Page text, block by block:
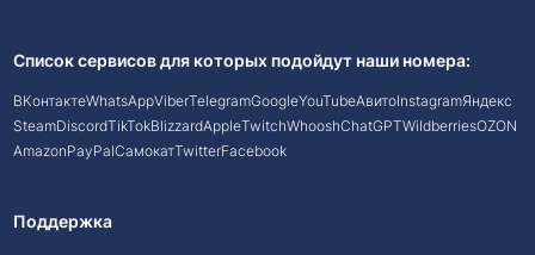
Список сервисов для которых подойдут наши номера:
ВКонтактеWhatsAppViberTelegramGoogleYouTubeАвитоInstagramЯндекс
SteamDiscordTikTokBlizzardAppleTwitchWhooshChatGPTWildberriesOZON
AmazonPayPalСамокатTwitterFacebook
Поддержка